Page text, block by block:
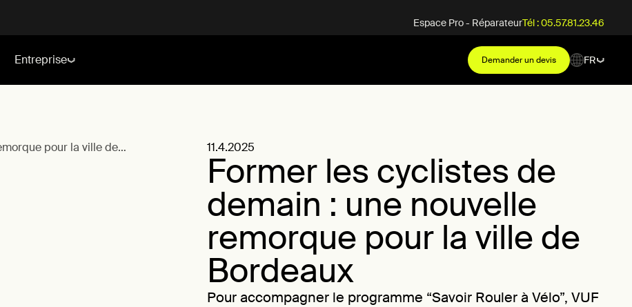
Espace Pro - RéparateurTél : 05.57.81.23.46
Entreprise Demander un devis FR
pour la ville de
11.4.2025
Former les cyclistes de
demain : une nouvelle
remorque pour la ville de
Bordeaux
Pour accompagner le programme “Savoir Rouler à Vélo”, VUF